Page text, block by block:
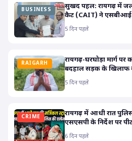
BUSINESS
सुखद पहल: रायगढ़ में
कैट (CAIT) ने
5 दिन पहले
RAIGARH
रायगढ़-घरघोड़ा मार्ग पर
बदहाल सड़क के खिलाफ
5 दिन पहले
CRIME
रायगढ़ में आधी रात
एसएसपी के निर्देश पर
6 दिन पहले